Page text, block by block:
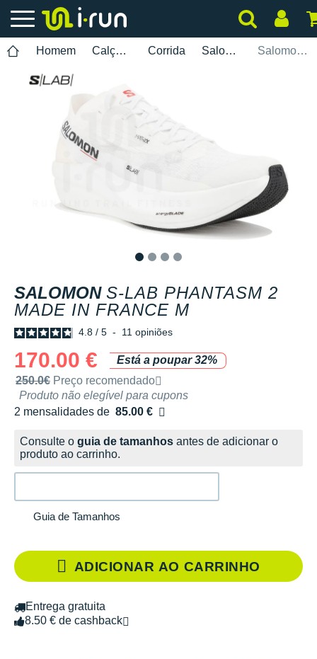
Homem Calçados Corrida Salomon Salomon S-Lab Phantasm 2 Made in France M
SALOMON S-LAB PHANTASM 2
MADE IN FRANCE M
4.8 / 5 - 11 opiniões
170.00 €
Está a poupar 32%
Preço de venda recomendado pela marca
250.0€ Preço recomendado
Produto não elegível para cupons
2 mensalidades de 85.00 €
sem custos
Consulte o guia de tamanhos antes de adicionar o
produto ao carrinho.
Guia de Tamanhos
ADICIONAR AO CARRINHO
Entrega gratuita
8.50 € de cashback